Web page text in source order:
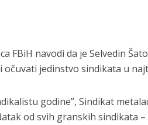
FBiH navodi da je Selvedin
jedinstvo sindikata u
godine”, Sindikat
od svih granskih sindikata